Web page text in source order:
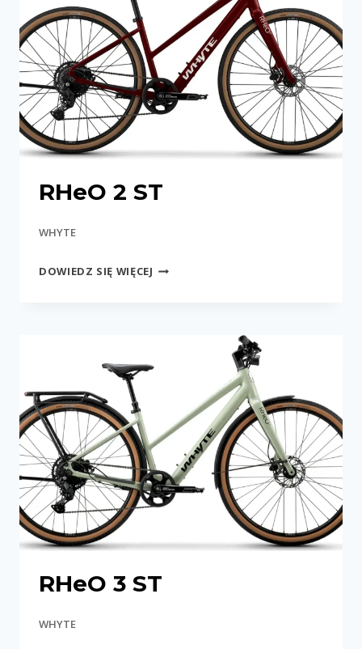
RHeO 2 ST
WHYTE
DOWIEDZ SIĘ WIĘCEJ RHEO
RHeO 3 ST
WHYTE